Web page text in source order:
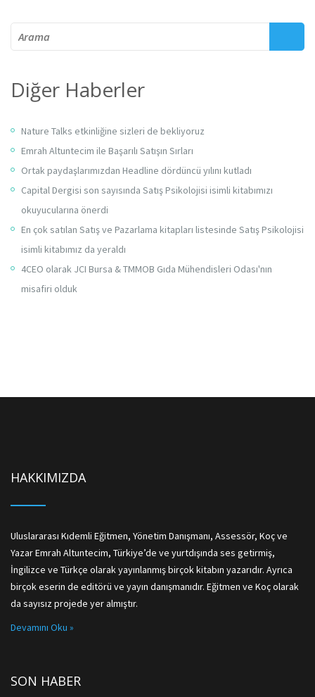
Arama
Diğer Haberler
Nature Talks etkinliğine sizleri de bekliyoruz
Emrah Altuntecim ile Başarılı Satışın Sırları
Ortak paydaşlarımızdan Headline dördüncü yılını kutladı
Capital Dergisi son sayısında Satış Psikolojisi isimli kitabımızı
okuyucularına önerdi
En çok satılan Satış ve Pazarlama kitapları listesinde Satış Psikolojisi
isimli kitabımız da yeraldı
4CEO olarak JCI Bursa & TMMOB Gıda Mühendisleri Odası'nın
misafiri olduk
HAKKIMIZDA
Uluslararası Kıdemli Eğitmen, Yönetim Danışmanı, Assessör, Koç ve
Yazar Emrah Altuntecim, Türkiye’de ve yurtdışında ses getirmiş,
İngilizce ve Türkçe olarak yayınlanmış birçok kitabın yazarıdır. Ayrıca
birçok eserin de editörü ve yayın danışmanıdır. Eğitmen ve Koç olarak
da sayısız projede yer almıştır.
Devamını Oku »
SON HABER